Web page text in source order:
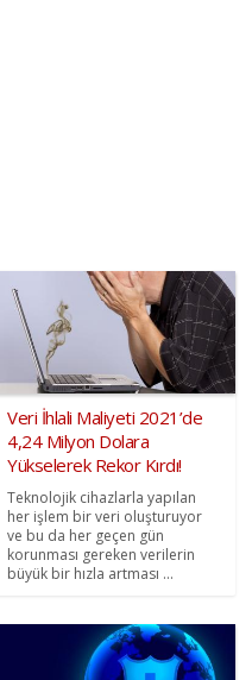
Veri İhlali Maliyeti 2021’de
4,24 Milyon Dolara
Yükselerek Rekor Kırdı!
Teknolojik cihazlarla yapılan
her işlem bir veri oluşturuyor
ve bu da her geçen gün
korunması gereken verilerin
büyük bir hızla artması ...